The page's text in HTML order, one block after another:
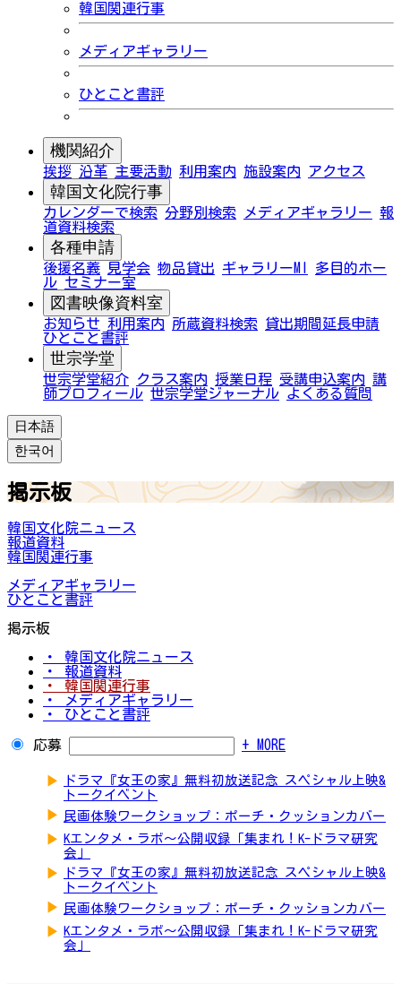
韓国関連行事
メディアギャラリー
ひとこと書評
機関紹介
挨拶 沿革 主要活動 利用案内 施設案内 アクセス
韓国文化院行事
カレンダーで検索 分野別検索 メディアギャラリー 報
道資料検索
各種申請
後援名義 見学会 物品貸出 ギャラリーMI
多目的ホー
ル セミナー室
図書映像資料室
お知らせ 利用案内 所蔵資料検索
貸出期間延長申請
ひとこと書評
世宗学堂
世宗学堂紹介 クラス案内 授業日程 受講申込案内 講
師プロフィール 世宗学堂ジャーナル よくある質問
日本語
한국어
掲示板
韓国文化院ニュース
報道資料
韓国関連行事
メディアギャラリー
ひとこと書評
掲示板
・ 韓国文化院ニュース
・ 報道資料
・ 韓国関連行事
・ メディアギャラリー
・ ひとこと書評
応募 + MORE
▶
ドラマ『女王の家』無料初放送記念 スペシャル上映&
トークイベント
▶ 民画体験ワークショップ：ポーチ・クッションカバー
▶ Kエンタメ・ラボ～公開収録「集まれ！K-ドラマ研究
会」
▶
ドラマ『女王の家』無料初放送記念 スペシャル上映&
トークイベント
▶ 民画体験ワークショップ：ポーチ・クッションカバー
▶ Kエンタメ・ラボ～公開収録「集まれ！K-ドラマ研究
会」